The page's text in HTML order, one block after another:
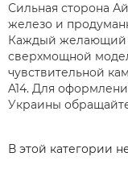
Сильная сторона
железо и
Каждый желающий
сверхмощной
чувствительной
A14. Для
Украины
В этой категории